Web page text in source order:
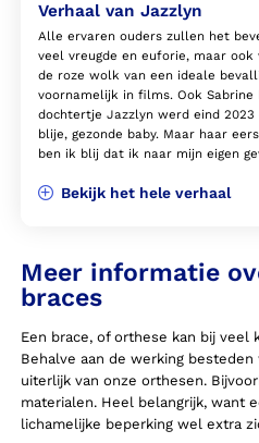
Verhaal van Jazzlyn
Alle ervaren ouders zullen het
veel vreugde en euforie, maar ook
de roze wolk van een ideale
voornamelijk in films. Ook Sabrine
dochtertje Jazzlyn werd eind
blije, gezonde baby. Maar haar
ben ik blij dat ik naar mijn eigen
Bekijk het hele verhaal
Meer informatie
braces
Een brace, of orthese kan bij veel
Behalve aan de werking
uiterlijk van onze orthesen.
materialen. Heel belangrijk, want
lichamelijke beperking wel extra